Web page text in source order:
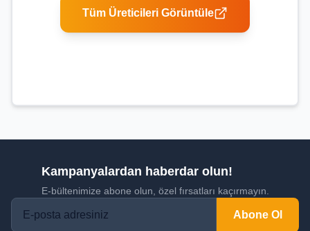
Tüm Üreticileri Görüntüle
Kampanyalardan haberdar olun!
E-bültenimize abone olun, özel fırsatları kaçırmayın.
Abone Ol